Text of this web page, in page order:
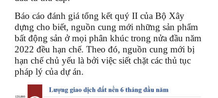
Báo cáo đánh giá tổng kết quý II của Bộ Xây
dựng cho biết, nguồn cung mới những sản phẩm
bất động sản ở mọi phân khúc trong nửa đầu năm
2022 đều hạn chế. Theo đó, nguồn cung mới bị
hạn chế chủ yếu là bởi việc siết chặt các thủ tục
pháp lý của dự án.